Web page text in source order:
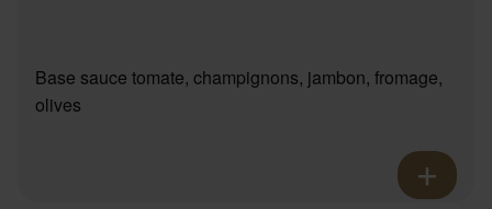
Base sauce tomate, champignons, jambon, fromage,
olives